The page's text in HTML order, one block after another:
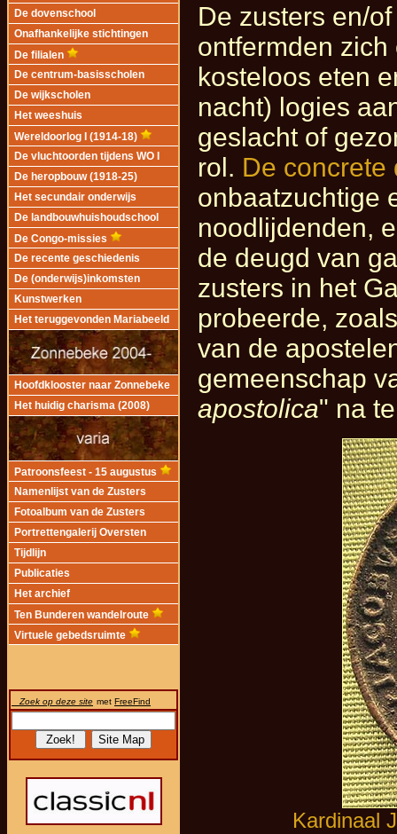
De dovenschool
Onafhankelijke stichtingen
De filialen
De centrum-basisscholen
De wijkscholen
Het weeshuis
Wereldoorlog I (1914-18)
De vluchtoorden tijdens WO I
De heropbouw (1918-25)
Het secundair onderwijs
De landbouwhuishoudschool
De Congo-missies
De recente geschiedenis
De (onderwijs)inkomsten
Kunstwerken
Het teruggevonden Mariabeeld
Hoofdklooster naar Zonnebeke
Het huidig charisma (2008)
Patroonsfeest - 15 augustus
Namenlijst van de Zusters
Fotoalbum van de Zusters
Portrettengalerij Oversten
Tijdlijn
Publicaties
Het archief
Ten Bunderen wandelroute
Virtuele gebedsruimte
Zoek op deze site met FreeFind
De zusters en/
ontfermden
kosteloos eten
nacht) logies
geslacht of
rol. De concrete
onbaatzuchtige
noodlijdenden,
de deugd van
zusters in het
probeerde,
van de
gemeenschap
apostolica" na
Kardinaal